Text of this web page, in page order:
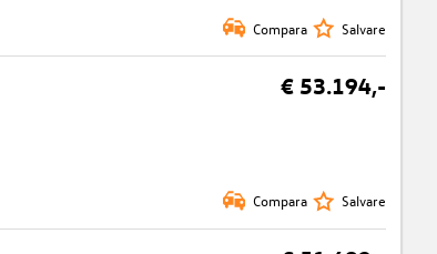
Compara Salvare
€ 53.194,-
Compara Salvare